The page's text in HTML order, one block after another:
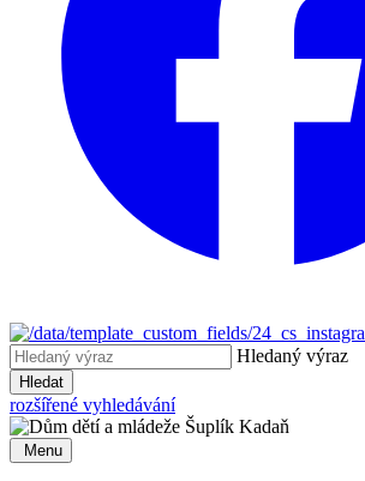
Hledaný výraz
Hledat
rozšířené vyhledávání
Menu